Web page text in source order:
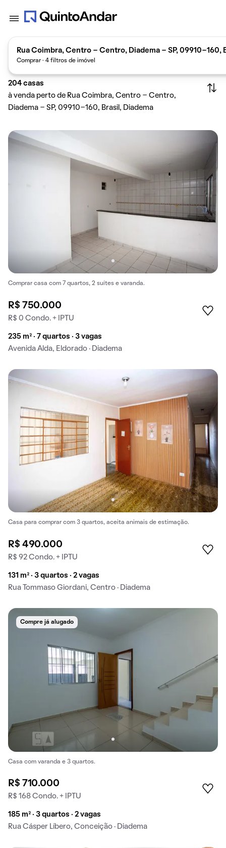
Rua Coimbra, Centro - Centro, Diadema - SP, 09910-160,
Comprar · 4 filtros de imóvel
204 casas
à venda perto de Rua Coimbra, Centro - Centro,
Diadema - SP, 09910-160, Brasil, Diadema
Comprar casa com 7 quartos, 2 suítes e varanda.
R$ 750.000
R$ 0 Condo. + IPTU
235 m² · 7 quartos · 3 vagas
Avenida Alda, Eldorado · Diadema
Casa para comprar com 3 quartos, aceita animais de estimação.
R$ 490.000
R$ 92 Condo. + IPTU
131 m² · 3 quartos · 2 vagas
Rua Tommaso Giordani, Centro · Diadema
Compre já alugado
Casa com varanda e 3 quartos.
R$ 710.000
R$ 168 Condo. + IPTU
185 m² · 3 quartos · 2 vagas
Rua Cásper Líbero, Conceição · Diadema